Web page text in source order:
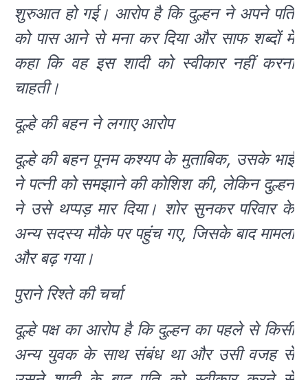
शुरुआत हो गई। आरोप है कि दुल्हन ने अपने पति
को पास आने से मना कर दिया और साफ शब्दों में
कहा कि वह इस शादी को स्वीकार नहीं करना
चाहती।
दूल्हे की बहन ने लगाए आरोप
दूल्हे की बहन पूनम कश्यप के मुताबिक, उसके भाई
ने पत्नी को समझाने की कोशिश की, लेकिन दुल्हन
ने उसे थप्पड़ मार दिया। शोर सुनकर परिवार के
अन्य सदस्य मौके पर पहुंच गए, जिसके बाद मामला
और बढ़ गया।
पुराने रिश्ते की चर्चा
दूल्हे पक्ष का आरोप है कि दुल्हन का पहले से किसी
अन्य युवक के साथ संबंध था और उसी वजह से